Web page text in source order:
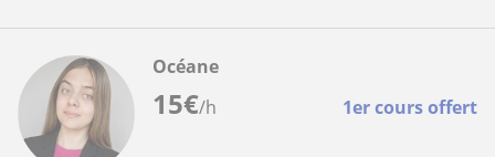
15€/h 1er cours offert
Océane